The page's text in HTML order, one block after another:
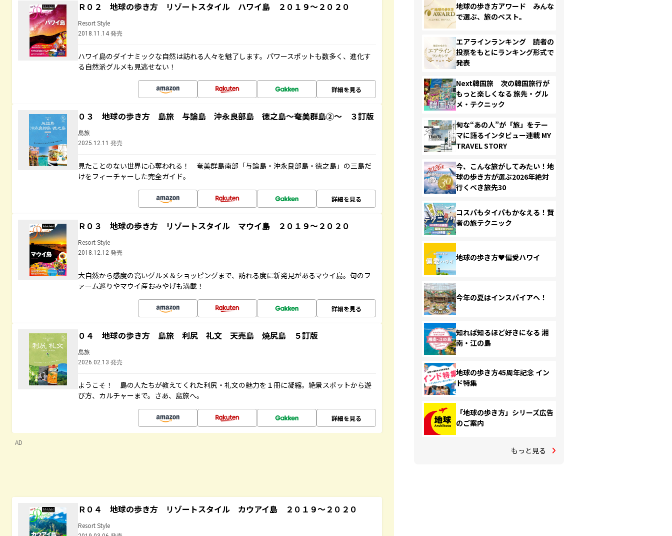
Ｒ０２ 地球の歩き方 リゾートスタイル ハワイ島 ２０１９～２０２０
Resort Style
2018.11.14 発売
ハワイ島のダイナミックな自然は訪れる人々を魅了します。パワースポットも数多く、進化す
る自然派グルメも見逃せない！
詳細を見る
０３ 地球の歩き方 島旅 与論島 沖永良部島 徳之島～奄美群島②～ ３訂版
島旅
2025.12.11 発売
見たことのない世界に心奪われる！ 奄美群島南部「与論島・沖永良部島・徳之島」の三島だ
けをフィーチャーした完全ガイド。
詳細を見る
Ｒ０３ 地球の歩き方 リゾートスタイル マウイ島 ２０１９～２０２０
Resort Style
2018.12.12 発売
大自然から感度の高いグルメ＆ショッピングまで、訪れる度に新発見があるマウイ島。旬のフ
ァーム巡りやマウイ産おみやげも満載！
詳細を見る
０４ 地球の歩き方 島旅 利尻 礼文 天売島 焼尻島 ５訂版
島旅
2026.02.13 発売
ようこそ！ 島の人たちが教えてくれた利尻・礼文の魅力を１冊に凝縮。絶景スポットから遊
び方、カルチャーまで。さあ、島旅へ。
詳細を見る
AD
Ｒ０４ 地球の歩き方 リゾートスタイル カウアイ島 ２０１９～２０２０
Resort Style
地球の歩き方アワード みんな
で選ぶ、旅のベスト。
エアラインランキング 読者の
投票をもとにランキング形式で
発表
Next韓国旅 次の韓国旅行が
もっと楽しくなる 旅先・グル
メ・テクニック
旬な“あの人”が「旅」をテー
マに語るインタビュー連載 MY
TRAVEL STORY
今、こんな旅がしてみたい！地
球の歩き方が選ぶ2026年絶対
行くべき旅先30
コスパもタイパもかなえる！賢
者の旅テクニック
地球の歩き方♥偏愛ハワイ
今年の夏はインスパイアへ！
知れば知るほど好きになる 湘
南・江の島
地球の歩き方45周年記念 イン
ド特集
「地球の歩き方」シリーズ広告
のご案内
もっと見る